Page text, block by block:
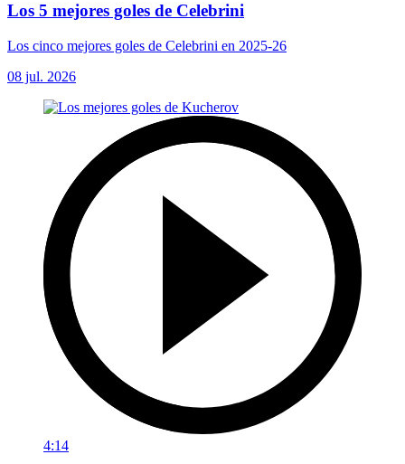
Los 5 mejores goles de Celebrini
Los cinco mejores goles de Celebrini en 2025-26
08 jul. 2026
4:14